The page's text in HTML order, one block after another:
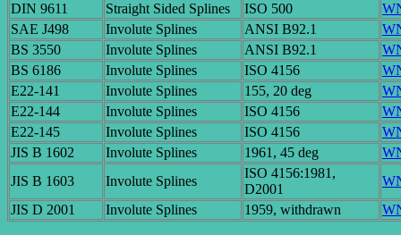
DIN 9611
Straight Sided Splines ISO 500
SAE J498
Involute Splines ANSI B92.1
BS 3550
Involute Splines ANSI B92.1
BS 6186
Involute Splines ISO 4156
E22-141
Involute Splines 155, 20 deg
E22-144
Involute Splines ISO 4156
E22-145
Involute Splines ISO 4156
JIS B 1602
Involute Splines 1961, 45 deg
JIS B 1603
Involute Splines
ISO 4156:1981,
D2001
JIS D 2001
Involute Splines 1959, withdrawn